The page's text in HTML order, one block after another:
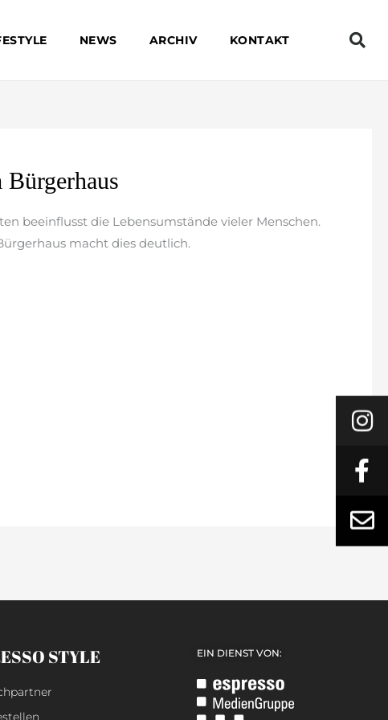
NEWS ARCHIV KONTAKT
beeinflusst die Lebensumstände vieler Menschen.
macht dies deutlich.
STYLE EIN DIENST VON: